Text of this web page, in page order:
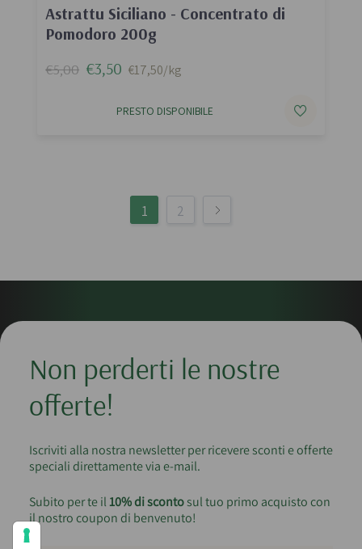
Astrattu Siciliano - Concentrato di
Pomodoro 200g
€5,00 €3,50 €17,50/kg
PRESTO DISPONIBILE
1 2
Non perderti le nostre
offerte!
Iscriviti alla nostra newsletter per ricevere sconti e offerte
speciali direttamente via e-mail.
Subito per te il10% di scontosul tuo primo acquisto con
il nostro coupon di benvenuto!